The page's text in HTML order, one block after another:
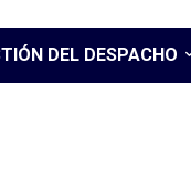
DEL DESPACHO